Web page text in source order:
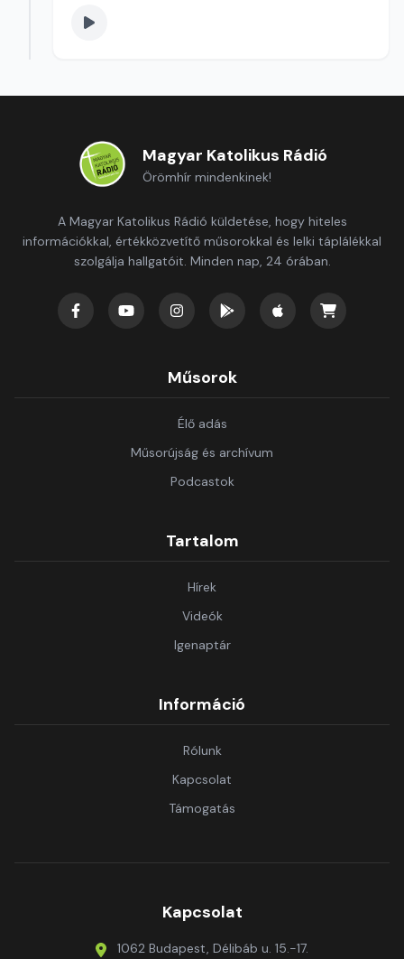
Magyar Katolikus Rádió
Örömhír mindenkinek!
A Magyar Katolikus Rádió küldetése, hogy hiteles
információkkal, értékközvetítő műsorokkal és lelki táplálékkal
szolgálja hallgatóit. Minden nap, 24 órában.
Műsorok
Élő adás
Műsorújság és archívum
Podcastok
Tartalom
Hírek
Videók
Igenaptár
Információ
Rólunk
Kapcsolat
Támogatás
Kapcsolat
1062 Budapest, Délibáb u. 15.-17.